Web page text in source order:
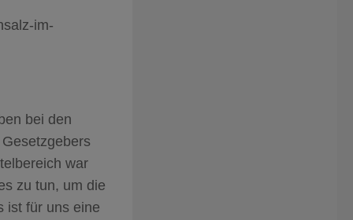
im-
bei den
war
zu tun, um die
ist für uns eine